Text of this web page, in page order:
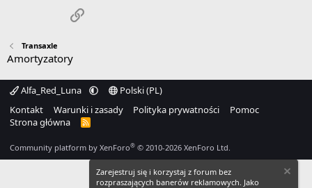
Link
Transaxle
Amortyzatory
Alfa_Red_Luna
Polski (PL)
Kontakt
Warunki i zasady Polityka prywatności
Pomoc
Strona główna
R
Community platform by XenForo® © 2010-2026 XenForo Ltd.
Zarejestruj się i korzystaj z forum bez
rozpraszających banerów reklamowych. Jako